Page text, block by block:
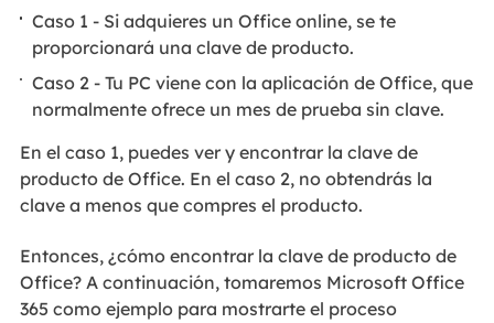
Caso 1 - Si adquieres un Office online, se te
proporcionará una clave de producto.
Caso 2 - Tu PC viene con la aplicación de Office, que
normalmente ofrece un mes de prueba sin clave.
En el caso 1, puedes ver y encontrar la clave de
producto de Office. En el caso 2, no obtendrás la
clave a menos que compres el producto.
Entonces, ¿cómo encontrar la clave de producto de
Office? A continuación, tomaremos Microsoft Office
365 como ejemplo para mostrarte el proceso